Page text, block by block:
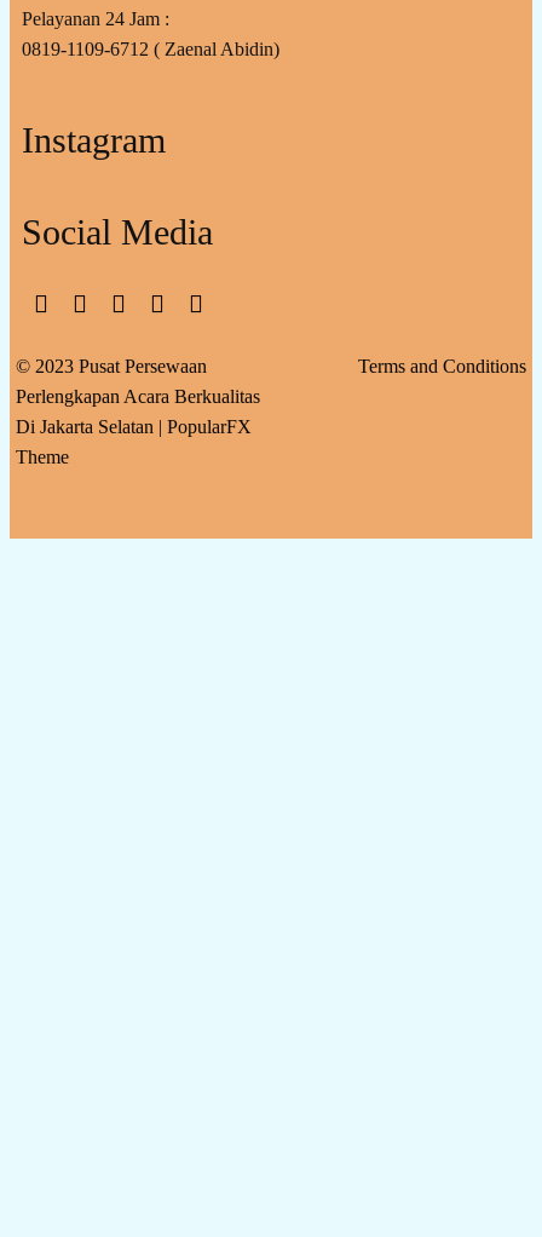
Pelayanan 24 Jam :
0819-1109-6712 ( Zaenal Abidin)
Instagram
Social Media
© 2023 Pusat Persewaan
Perlengkapan Acara Berkualitas
Di Jakarta Selatan | PopularFX
Theme
Terms and Conditions